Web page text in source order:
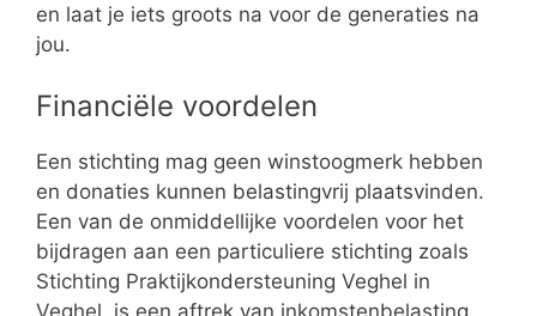
en laat je iets groots na voor de generaties na
jou.
Financiële voordelen
Een stichting mag geen winstoogmerk hebben
en donaties kunnen belastingvrij plaatsvinden.
Een van de onmiddellijke voordelen voor het
bijdragen aan een particuliere stichting zoals
Stichting Praktijkondersteuning Veghel in